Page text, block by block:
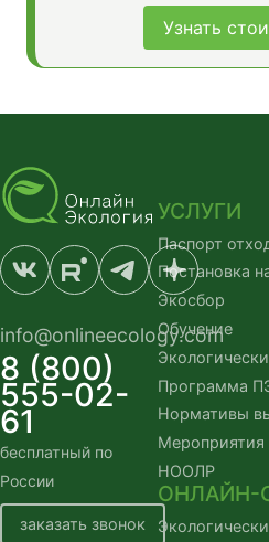
Узнать
info@onlineecology.com
8 (800)
555-02-
61
бесплатный по
России
заказать звонок
УСЛУГИ
Паспорт
Постановка
Экосбор
Обучение
Программа
Нормативы
НООЛР
ОНЛАЙН-